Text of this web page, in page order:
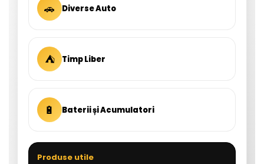
🚗 Diverse Auto
⛺ Timp Liber
🔋 Baterii și Acumulatori
Produse utile